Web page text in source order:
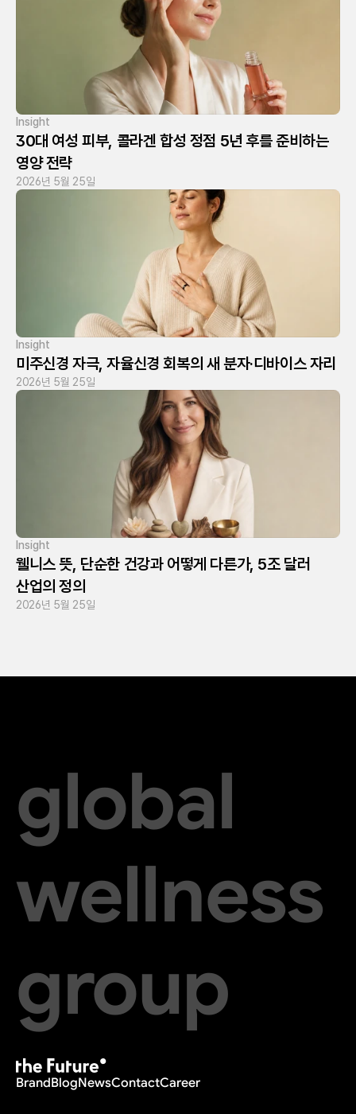
Insight
30대 여성 피부, 콜라겐 합성 정점 5년 후를 준비하는
영양 전략
2026년 5월 25일
Insight
미주신경 자극, 자율신경 회복의 새 분자·디바이스 자리
2026년 5월 25일
Insight
웰니스 뜻, 단순한 건강과 어떻게 다른가, 5조 달러
산업의 정의
2026년 5월 25일
global
wellness
group
BrandBlogNewsContactCareer